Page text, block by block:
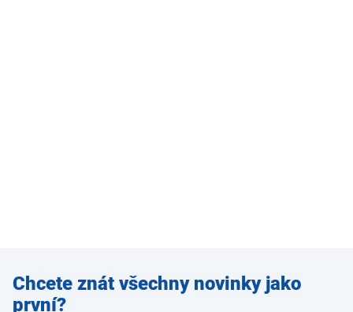
Zadejte
e-mail
Chcete znát všechny novinky jako
první?